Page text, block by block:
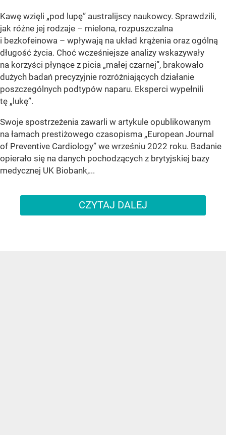
Kawę wzięli „pod lupę” australijscy naukowcy. Sprawdzili,
jak różne jej rodzaje – mielona, rozpuszczalna
i bezkofeinowa – wpływają na układ krążenia oraz ogólną
długość życia. Choć wcześniejsze analizy wskazywały
na korzyści płynące z picia „małej czarnej”, brakowało
dużych badań precyzyjnie rozróżniających działanie
poszczególnych podtypów naparu. Eksperci wypełnili
tę „lukę”.
Swoje spostrzeżenia zawarli w artykule opublikowanym
na łamach prestiżowego czasopisma „European Journal
of Preventive Cardiology” we wrześniu 2022 roku. Badanie
opierało się na danych pochodzących z brytyjskiej bazy
medycznej UK Biobank,...
CZYTAJ DALEJ